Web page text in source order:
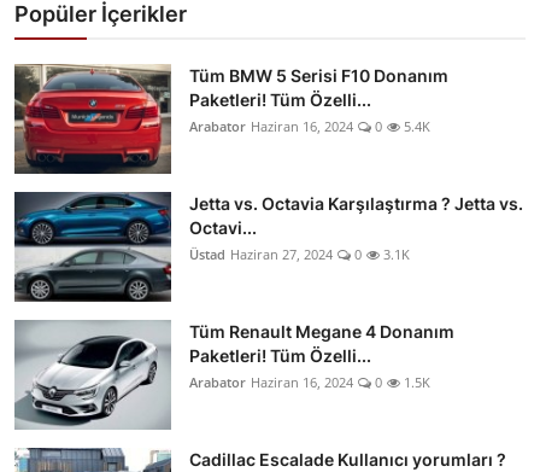
Popüler İçerikler
Tüm BMW 5 Serisi F10 Donanım
Paketleri! Tüm Özelli...
Arabator Haziran 16, 2024 0 5.4K
Jetta vs. Octavia Karşılaştırma ? Jetta vs.
Octavi...
Üstad Haziran 27, 2024 0 3.1K
Tüm Renault Megane 4 Donanım
Paketleri! Tüm Özelli...
Arabator Haziran 16, 2024 0 1.5K
Cadillac Escalade Kullanıcı yorumları ?